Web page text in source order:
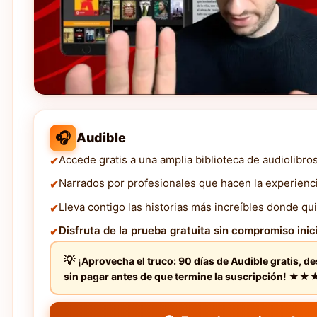
🎧 Audible
Accede gratis a una amplia biblioteca de
Narrados por profesionales que hacen la
Lleva contigo las historias más increíbles donde
Disfruta de la prueba gratuita sin compromiso
¡Aprovecha el truco: 90 días de Audible gratis,
sin pagar antes de que termine la suscripción!